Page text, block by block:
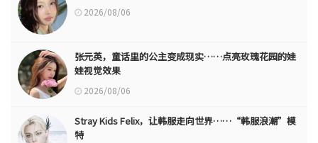
2026/08/06
张元英，童话里的公主变成现实……点亮玫瑰花园的娃
娃视觉效果
2026/08/06
Stray Kids Felix，让韩服走向世界……“韩服浪潮”模
特